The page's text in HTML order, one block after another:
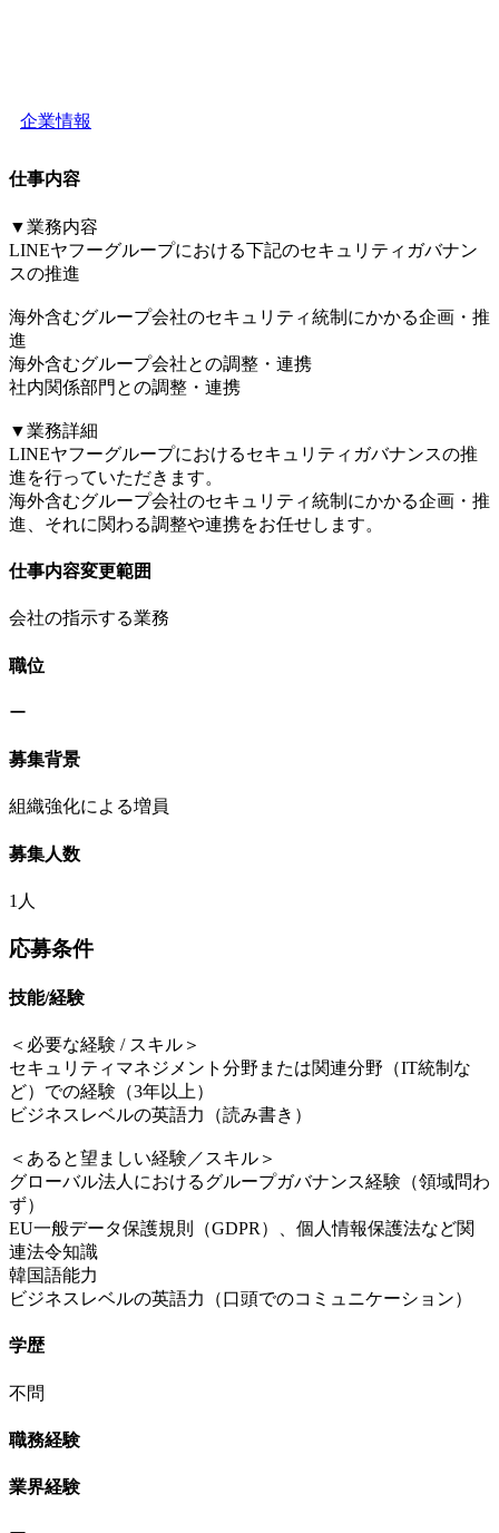
企業情報
仕事内容
▼業務内容
LINEヤフーグループにおける下記のセキュリティガバナン
スの推進
海外含むグループ会社のセキュリティ統制にかかる企画・推
進
海外含むグループ会社との調整・連携
社内関係部門との調整・連携
▼業務詳細
LINEヤフーグループにおけるセキュリティガバナンスの推
進を行っていただきます。
海外含むグループ会社のセキュリティ統制にかかる企画・推
進、それに関わる調整や連携をお任せします。
仕事内容変更範囲
会社の指示する業務
職位
ー
募集背景
組織強化による増員
募集人数
1人
応募条件
技能/経験
＜必要な経験 / スキル＞
セキュリティマネジメント分野または関連分野（IT統制な
ど）での経験（3年以上）
ビジネスレベルの英語力（読み書き）
＜あると望ましい経験／スキル＞
グローバル法人におけるグループガバナンス経験（領域問わ
ず）
EU一般データ保護規則（GDPR）、個人情報保護法など関
連法令知識
韓国語能力
ビジネスレベルの英語力（口頭でのコミュニケーション）
学歴
不問
職務経験
業界経験